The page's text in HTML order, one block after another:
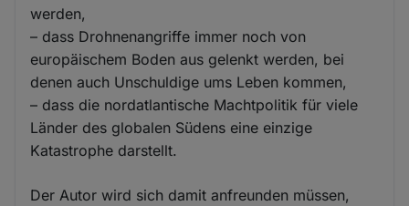
werden,
– dass Drohnenangriffe immer noch von
europäischem Boden aus gelenkt werden, bei
denen auch Unschuldige ums Leben kommen,
– dass die nordatlantische Machtpolitik für viele
Länder des globalen Südens eine einzige
Katastrophe darstellt.
Der Autor wird sich damit anfreunden müssen,